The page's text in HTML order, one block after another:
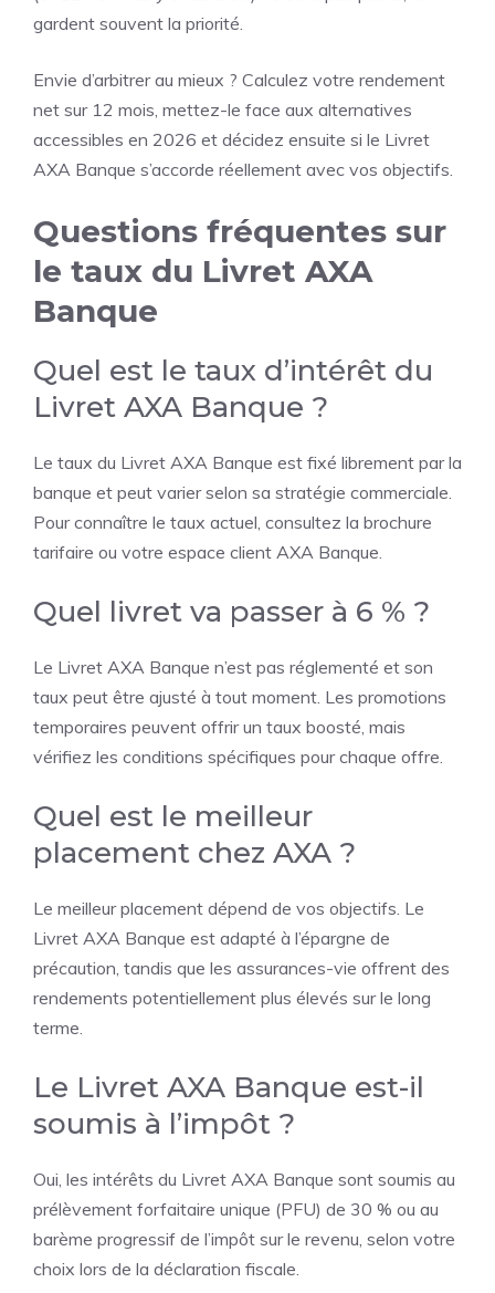
gardent souvent la priorité.
Envie d’arbitrer au mieux ? Calculez votre rendement
net sur 12 mois, mettez-le face aux alternatives
accessibles en 2026 et décidez ensuite si le Livret
AXA Banque s’accorde réellement avec vos objectifs.
Questions fréquentes sur
le taux du Livret AXA
Banque
Quel est le taux d’intérêt du
Livret AXA Banque ?
Le taux du Livret AXA Banque est fixé librement par la
banque et peut varier selon sa stratégie commerciale.
Pour connaître le taux actuel, consultez la brochure
tarifaire ou votre espace client AXA Banque.
Quel livret va passer à 6 % ?
Le Livret AXA Banque n’est pas réglementé et son
taux peut être ajusté à tout moment. Les promotions
temporaires peuvent offrir un taux boosté, mais
vérifiez les conditions spécifiques pour chaque offre.
Quel est le meilleur
placement chez AXA ?
Le meilleur placement dépend de vos objectifs. Le
Livret AXA Banque est adapté à l’épargne de
précaution, tandis que les assurances-vie offrent des
rendements potentiellement plus élevés sur le long
terme.
Le Livret AXA Banque est-il
soumis à l’impôt ?
Oui, les intérêts du Livret AXA Banque sont soumis au
prélèvement forfaitaire unique (PFU) de 30 % ou au
barème progressif de l’impôt sur le revenu, selon votre
choix lors de la déclaration fiscale.